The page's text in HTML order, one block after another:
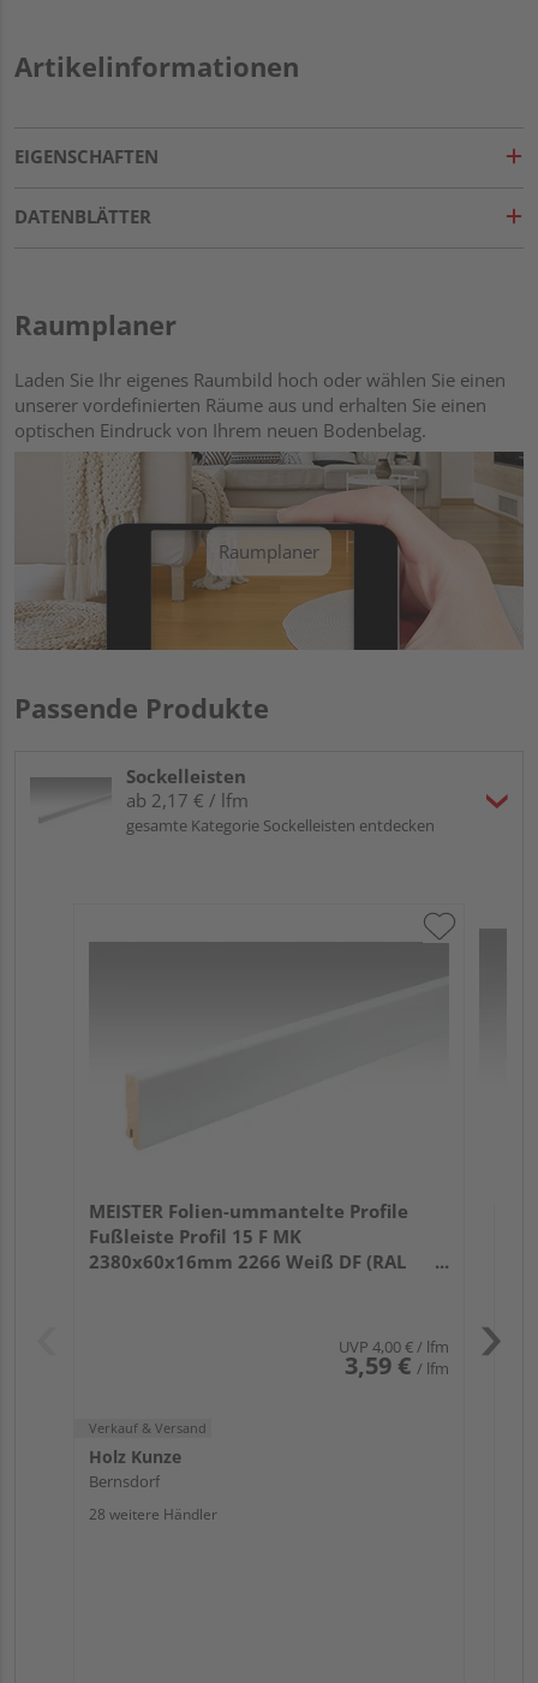
Artikelinformationen
EIGENSCHAFTEN
DATENBLÄTTER
Raumplaner
Laden Sie Ihr eigenes Raumbild hoch oder wählen Sie einen
unserer vordefinierten Räume aus und erhalten Sie einen
optischen Eindruck von Ihrem neuen Bodenbelag.
Raumplaner
Passende Produkte
Sockelleisten
ab 2,17 € / lfm
gesamte Kategorie Sockelleisten entdecken
MEISTER Folien-ummantelte Profile
Fußleiste Profil 15 F MK
2380x60x16mm 2266 Weiß DF (RAL
UVP 4,00 €/ lfm
3,59 € / lfm
Verkauf & Versand
Holz Kunze
Bernsdorf
28 weitere Händler